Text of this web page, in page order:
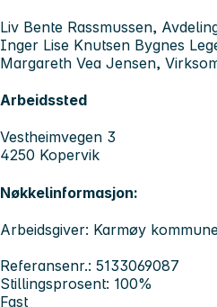
Liv Bente Rassmussen,
Inger Lise Knutsen Bygnes
Margareth Vea Jensen,
Arbeidssted
Vestheimvegen 3
4250 Kopervik
Nøkkelinformasjon:
Arbeidsgiver: Karmøy
Referansenr.: 5133069087
Stillingsprosent: 100%
Fast